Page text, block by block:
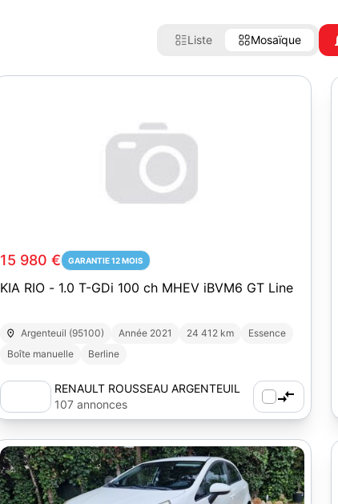
Liste Mosaïque
15 980 € GARANTIE 12 MOIS
KIA RIO - 1.0 T-GDi 100 ch MHEV iBVM6 GT Line
Argenteuil (95100) Année 2021 24 412 km
Essence
Boîte manuelle
Berline
RENAULT ROUSSEAU ARGENTEUIL
107 annonces